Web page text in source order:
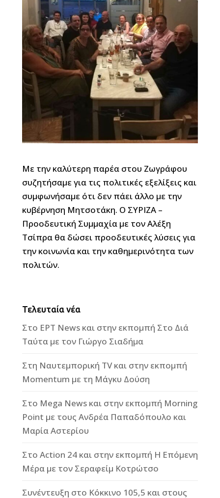
Με την καλύτερη παρέα στου Ζωγράφου
συζητήσαμε για τις πολιτικές εξελίξεις και
συμφωνήσαμε ότι δεν πάει άλλο με την
κυβέρνηση Μητσοτάκη. Ο ΣΥΡΙΖΑ –
Προοδευτική Συμμαχία με τον Αλέξη
Τσίπρα θα δώσει προοδευτικές λύσεις για
την κοινωνία και την καθημερινότητα των
πολιτών.
Τελευταία νέα
Στο ΕΡΤ News και στην εκπομπή Στο Διά
Ταύτα με τον Γιώργο Σιαδήμα
Στη Ναυτεμπορική TV και στην εκπομπή
Momentum με τη Μάγκυ Δούση
Στο Mega News και στην εκπομπή Morning
Point με τους Ανδρέα Παπαδόπουλο και
Μαρία Αστερίου
Στο Action 24 και στην εκπομπή Η Επόμενη
Μέρα με τον Σεραφείμ Κοτρώτσο
Συνέντευξη στο Κόκκινο 105,5 και στους